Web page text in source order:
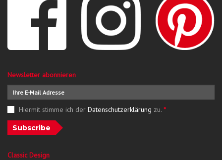
Newsletter abonnieren
Hiermit stimme ich der Datenschutzerklärung zu. *
Subscribe
Classic Design